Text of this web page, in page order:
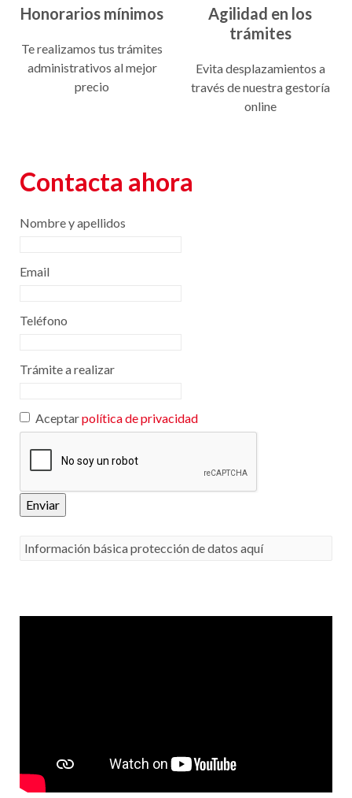
Honorarios mínimos
Te realizamos tus trámites
administrativos al mejor
precio
Agilidad en los
trámites
Evita desplazamientos a
través de nuestra gestoría
online
Contacta ahora
Nombre y apellidos
Email
Teléfono
Trámite a realizar
Aceptarpolítica de privacidad
Enviar
Información básica protección de datos aquí